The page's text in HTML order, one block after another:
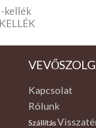
kellék
Kapcsolat
Rólunk
Szállítás